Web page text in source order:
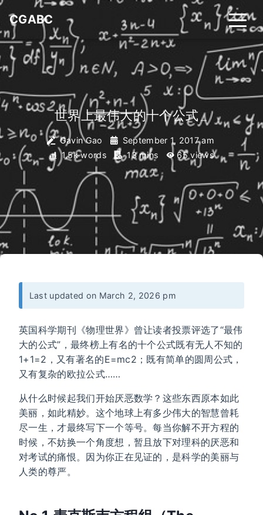
CGABC
世界上最伟大的十个公式 _
Gavin Gao
September 1, 2017 am
1.5k words
13 mins 65views
Last updated on March 2, 2026 pm
英国科学期刊《物理世界》曾让读者投票评选了“最伟
大的公式”，最终榜上有名的十个公式既有无人不知的
1+1=2，又有著名的E=mc2；既有简单的圆周公式，
又有复杂的欧拉公式……
从什么时候起我们开始厌恶数学？这些东西原本如此
美丽，如此精妙。这个地球上有多少伟大的智慧曾耗
尽一生，才最终写下一个等号。每当你解不开方程的
时候，不妨换一个角度想，暂且放下对理科的厌恶和
对考试的痛恨。因为你正在见证的，是科学的美丽与
人类的尊严。